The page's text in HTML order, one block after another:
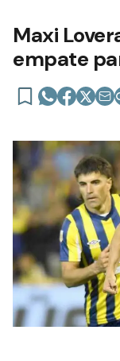
Maxi
empate